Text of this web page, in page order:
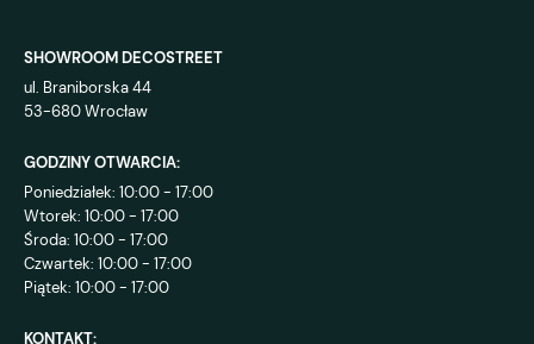
SHOWROOM DECOSTREET
ul. Braniborska 44
53-680 Wrocław
GODZINY OTWARCIA:
Poniedziałek: 10:00 - 17:00
Wtorek: 10:00 - 17:00
Środa: 10:00 - 17:00
Czwartek: 10:00 - 17:00
Piątek: 10:00 - 17:00
KONTAKT: